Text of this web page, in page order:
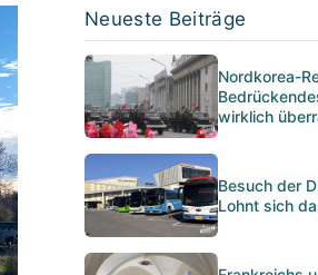
Neueste Beiträge
Nordkorea-
wirklich
Besuch der
Lohnt sich